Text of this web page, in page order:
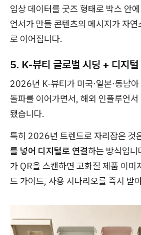
임상 데이터를 굿즈 형태로 박스 안
언서가 만들 콘텐츠의 메시지가 자
로 이어집니다.
5. K-뷰티 글로벌 시딩 + 디지털
2026년 K-뷰티가 미국·일본·동남
돌파를 이어가면서, 해외 인플루언
됐습니다.
특히 2026년 트렌드로 자리잡은 것
를 넣어 디지털로 연결하는 방식입니
가 QR을 스캔하면 고화질 제품 이미
드 가이드, 사용 시나리오를 즉시 받